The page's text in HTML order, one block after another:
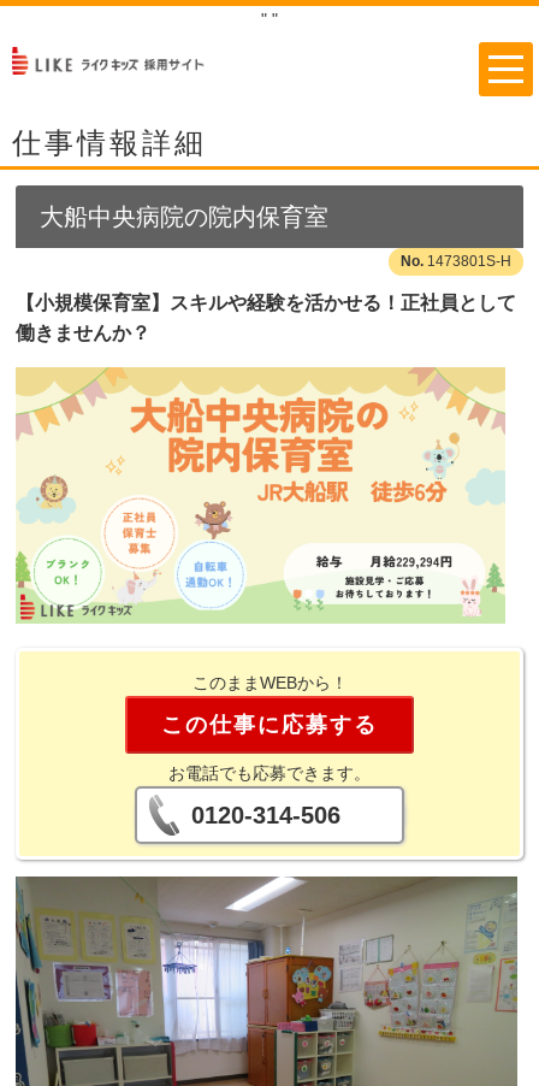
" "
仕事情報詳細
大船中央病院の院内保育室
1473801S-H
【小規模保育室】スキルや経験を活かせる！正社員として
働きませんか？
このままWEBから！
この仕事に応募する
お電話でも応募できます。
0120-314-506